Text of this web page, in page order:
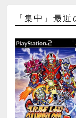
『集中』最